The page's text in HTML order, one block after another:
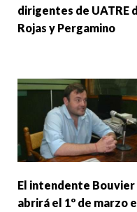
dirigentes de UATRE
Rojas y Pergamino
El intendente Bouvier
abrirá el 1º de marzo el